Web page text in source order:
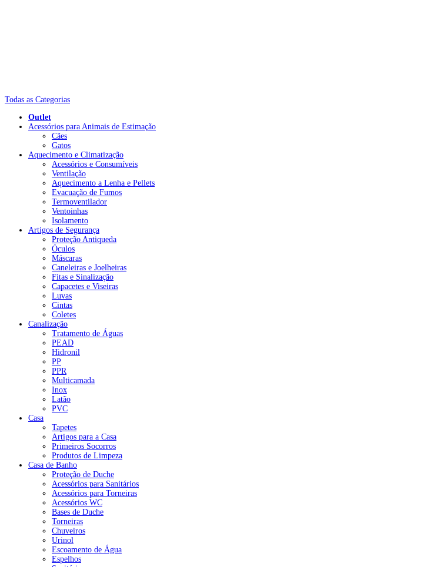
Todas as Categorias
Outlet
Acessórios para Animais de Estimação
Cães
Gatos
Aquecimento e Climatização
Acessórios e Consumíveis
Ventilação
Aquecimento a Lenha e Pellets
Evacuação de Fumos
Termoventilador
Ventoinhas
Isolamento
Artigos de Segurança
Proteção Antiqueda
Óculos
Máscaras
Caneleiras e Joelheiras
Fitas e Sinalização
Capacetes e Viseiras
Luvas
Cintas
Coletes
Canalização
Tratamento de Águas
PEAD
Hidronil
PP
PPR
Multicamada
Inox
Latão
PVC
Casa
Tapetes
Artigos para a Casa
Primeiros Socorros
Produtos de Limpeza
Casa de Banho
Proteção de Duche
Acessórios para Sanitários
Acessórios para Torneiras
Acessórios WC
Bases de Duche
Torneiras
Chuveiros
Urinol
Escoamento de Água
Espelhos